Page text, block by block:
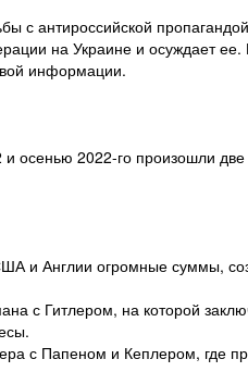
с антироссийской
на Украине и осуждает
информации.
осенью 2022-го произошли
и Англии огромные суммы,
с Гитлером, на которой
с Папеном и Кеплером, где